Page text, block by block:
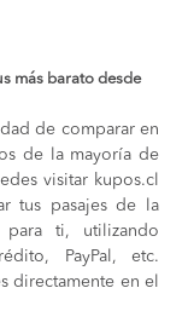
más barato desde
de comparar en
de la mayoría de
visitar kupos.cl
tus pasajes de la
para ti, utilizando
PayPal, etc.
directamente en el